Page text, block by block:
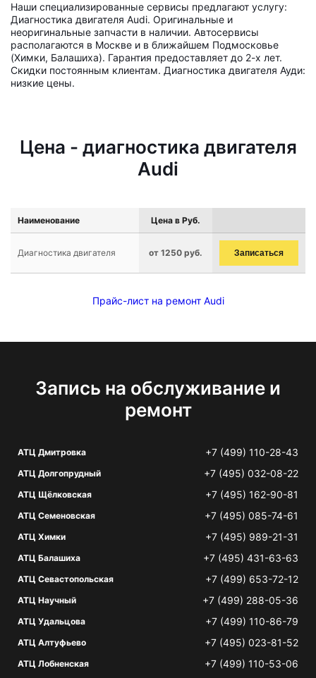
Наши специализированные сервисы предлагают услугу:
Диагностика двигателя Audi. Оригинальные и
неоригинальные запчасти в наличии. Автосервисы
располагаются в Москве и в ближайшем Подмосковье
(Химки, Балашиха). Гарантия предоставляет до 2-х лет.
Скидки постоянным клиентам. Диагностика двигателя Ауди:
низкие цены.
Цена - диагностика двигателя
Audi
Наименование Цена в Руб.
Диагностика двигателя от 1250 руб. Записаться
Прайс-лист на ремонт Audi
Запись на обслуживание и
ремонт
АТЦ Дмитровка +7 (499) 110-28-43
АТЦ Долгопрудный +7 (495) 032-08-22
АТЦ Щёлковская +7 (495) 162-90-81
АТЦ Семеновская +7 (495) 085-74-61
АТЦ Химки +7 (495) 989-21-31
АТЦ Балашиха +7 (495) 431-63-63
АТЦ Севастопольская +7 (499) 653-72-12
АТЦ Научный +7 (499) 288-05-36
АТЦ Удальцова +7 (499) 110-86-79
АТЦ Алтуфьево +7 (495) 023-81-52
АТЦ Лобненская +7 (499) 110-53-06